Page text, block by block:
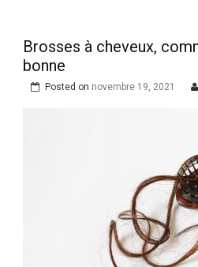
lord of
Brosses à cheveux,
bonne
Posted on novembre 19, 2021